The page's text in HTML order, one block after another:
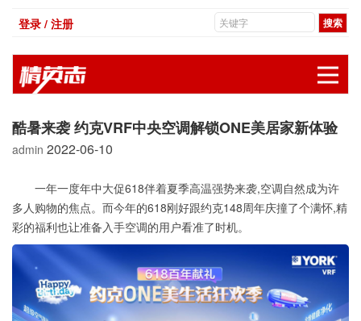
登录 / 注册
酷暑来袭 约克VRF中央空调解锁ONE美居家新体验
admin 2022-06-10
一年一度年中大促618伴着夏季高温强势来袭,空调自然成为许
多人购物的焦点。而今年的618刚好跟约克148周年庆撞了个满怀,精
彩的福利也让准备入手空调的用户看准了时机。